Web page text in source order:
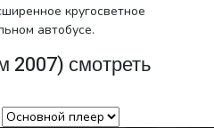
кругосветное
автобусе.
2007) смотреть